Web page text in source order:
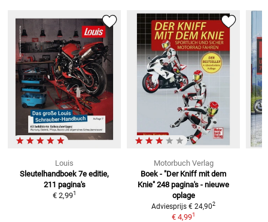
Louis
Sleutelhandboek 7e editie,
211 pagina's
€ 2,991
Motorbuch Verlag
Boek - "Der Kniff mit dem
Knie" 248 pagina's - nieuwe
oplage
Adviesprijs € 24,902
€ 4,991